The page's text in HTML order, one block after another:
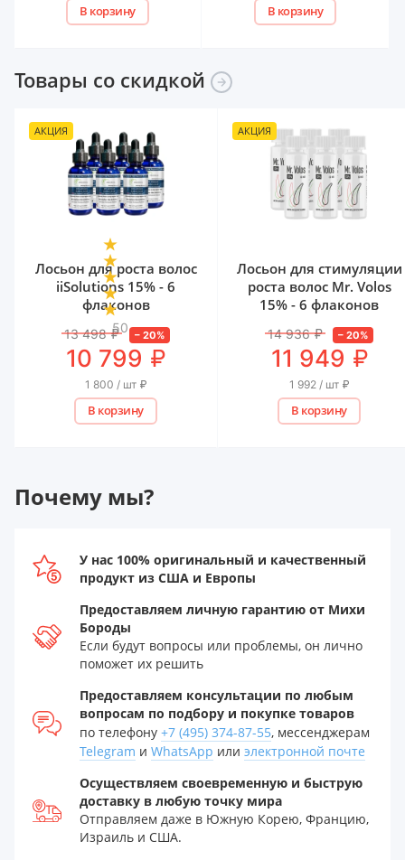
В корзину В корзину
Товары со скидкой
АКЦИЯ
50
Лосьон для роста волос
iiSolutions 15% - 6
флаконов
13 498 ₽ – 20%
10 799 ₽
1 800 / шт ₽
В корзину
АКЦИЯ
Лосьон для стимуляции
роста волос Mr. Volos
15% - 6 флаконов
14 936 ₽ – 20%
11 949 ₽
1 992 / шт ₽
В корзину
Почему мы?
У нас 100% оригинальный и качественный
продукт из США и Европы
Предоставляем личную гарантию от Михи
Бороды
Если будут вопросы или проблемы, он лично
поможет их решить
Предоставляем консультации по любым
вопросам по подбору и покупке товаров
по телефону +7 (495) 374-87-55, мессенджерам
Telegram и WhatsApp или электронной почте
Осуществляем своевременную и быструю
доставку в любую точку мира
Отправляем даже в Южную Корею, Францию,
Израиль и США.